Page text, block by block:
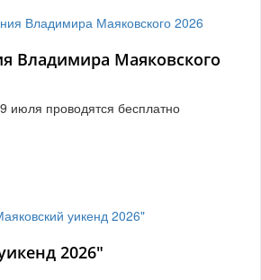
Владимира Маяковского
июля проводятся бесплатно
2026"